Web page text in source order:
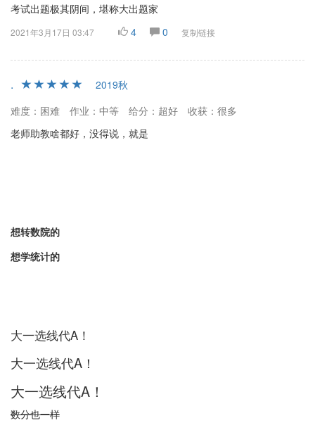
考试出题极其阴间，堪称大出题家
2021年3月17日 03:47 4 0 复制链接
.
2019秋
难度：困难
作业：中等 给分：超好
收获：很多
老师助教啥都好，没得说，就是
想转数院的
想学统计的
大一选线代A！
大一选线代A！
大一选线代A！
数分也一样